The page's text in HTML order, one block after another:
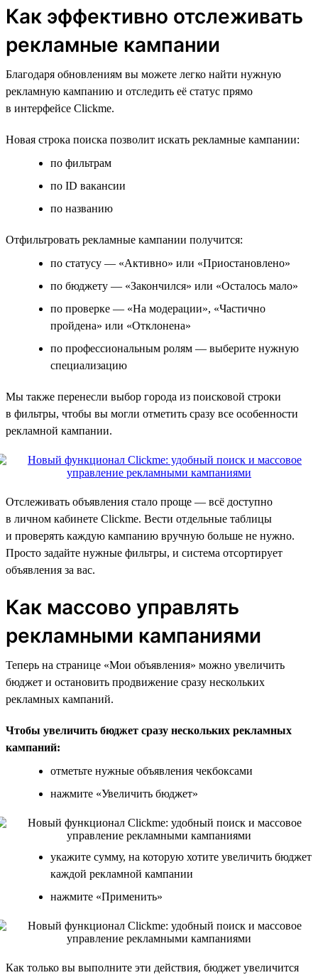
Как эффективно отслеживать
рекламные кампании
Благодаря обновлениям вы можете легко найти нужную
рекламную кампанию и отследить её статус прямо
в интерфейсе Clickme.
Новая строка поиска позволит искать рекламные кампании:
по фильтрам
по ID вакансии
по названию
Отфильтровать рекламные кампании получится:
по статусу — «Активно» или «Приостановлено»
по бюджету — «Закончился» или «Осталось мало»
по проверке — «На модерации», «Частично
пройдена» или «Отклонена»
по профессиональным ролям — выберите нужную
специализацию
Мы также перенесли выбор города из поисковой строки
в фильтры, чтобы вы могли отметить сразу все особенности
рекламной кампании.
Отслеживать объявления стало проще — всё доступно
в личном кабинете Clickme. Вести отдельные таблицы
и проверять каждую кампанию вручную больше не нужно.
Просто задайте нужные фильтры, и система отсортирует
объявления за вас.
Как массово управлять
рекламными кампаниями
Теперь на странице «Мои объявления» можно увеличить
бюджет и остановить продвижение сразу нескольких
рекламных кампаний.
Чтобы увеличить бюджет сразу нескольких рекламных
кампаний:
отметьте нужные объявления чекбоксами
нажмите «Увеличить бюджет»
укажите сумму, на которую хотите увеличить бюджет
каждой рекламной кампании
нажмите «Применить»
Как только вы выполните эти действия, бюджет увеличится